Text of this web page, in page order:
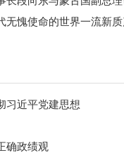
习近平党建思想
确政绩观